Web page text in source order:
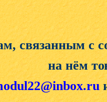
связанным с
на нём